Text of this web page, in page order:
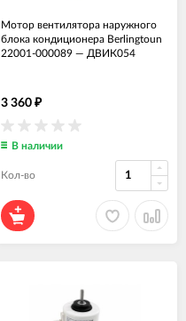
Мотор вентилятора наружного
блока кондиционера Berlingtoun
22001-000089 — ДВИК054
3 360 ₽
В наличии
Кол-во